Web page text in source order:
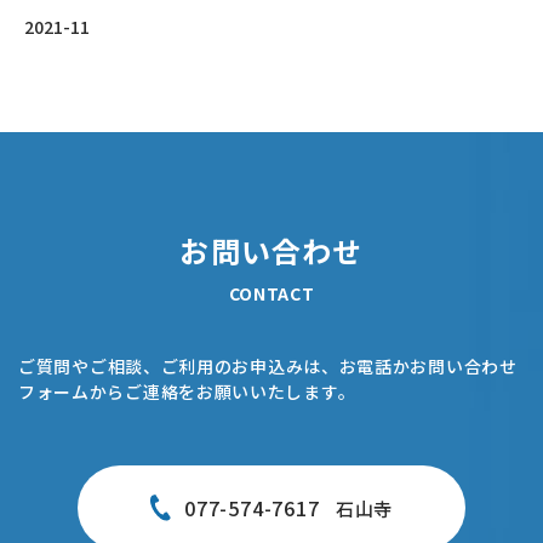
2021-11
お問い合わせ
CONTACT
ご質問やご相談、ご利用のお申込みは、お電話かお問い合わせ
フォームからご連絡をお願いいたします。
077-574-7617 石山寺